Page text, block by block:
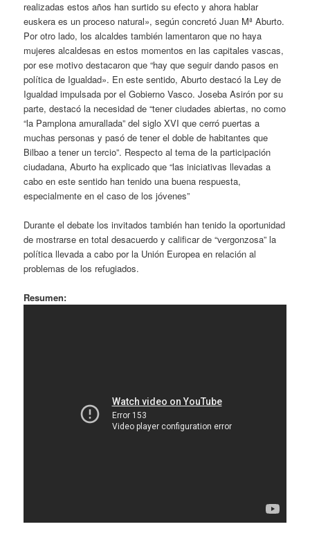
realizadas estos años han surtido su efecto y ahora hablar
euskera es un proceso natural», según concretó Juan Mª Aburto.
Por otro lado, los alcaldes también lamentaron que no haya
mujeres alcaldesas en estos momentos en las capitales vascas,
por ese motivo destacaron que “hay que seguir dando pasos en
política de Igualdad». En este sentido, Aburto destacó la Ley de
Igualdad impulsada por el Gobierno Vasco. Joseba Asirón por su
parte, destacó la necesidad de “tener ciudades abiertas, no como
“la Pamplona amurallada” del siglo XVI que cerró puertas a
muchas personas y pasó de tener el doble de habitantes que
Bilbao a tener un tercio”. Respecto al tema de la participación
ciudadana, Aburto ha explicado que “las iniciativas llevadas a
cabo en este sentido han tenido una buena respuesta,
especialmente en el caso de los jóvenes”
Durante el debate los invitados también han tenido la oportunidad
de mostrarse en total desacuerdo y calificar de “vergonzosa” la
política llevada a cabo por la Unión Europea en relación al
problemas de los refugiados.
Resumen: